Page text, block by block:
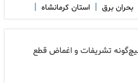
بحران برق | استان کرمانشاه |
تشریفات و اغماض قطع